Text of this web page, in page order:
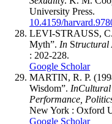
University Press.
10.4159/
LEVI-STRAUSS,
Myth”. In Structural
: 202-228.
Google Scholar
MARTIN, R. P.
Wisdom”. InCultural
Performance,
New York : Oxford
Google Scholar